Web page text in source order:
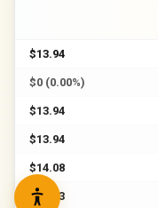
$13.94
$0 (0.00%)
$13.94
$13.94
$14.08
$13.73